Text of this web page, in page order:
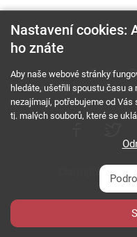
O nás
Podmínky použití a
Copyright © 2000
Nastavení cookies:
ho znáte
Aby naše webové stránky
hledáte, ušetřili spoustu času a
nezajímají, potřebujeme od
tj. malých souborů, které se